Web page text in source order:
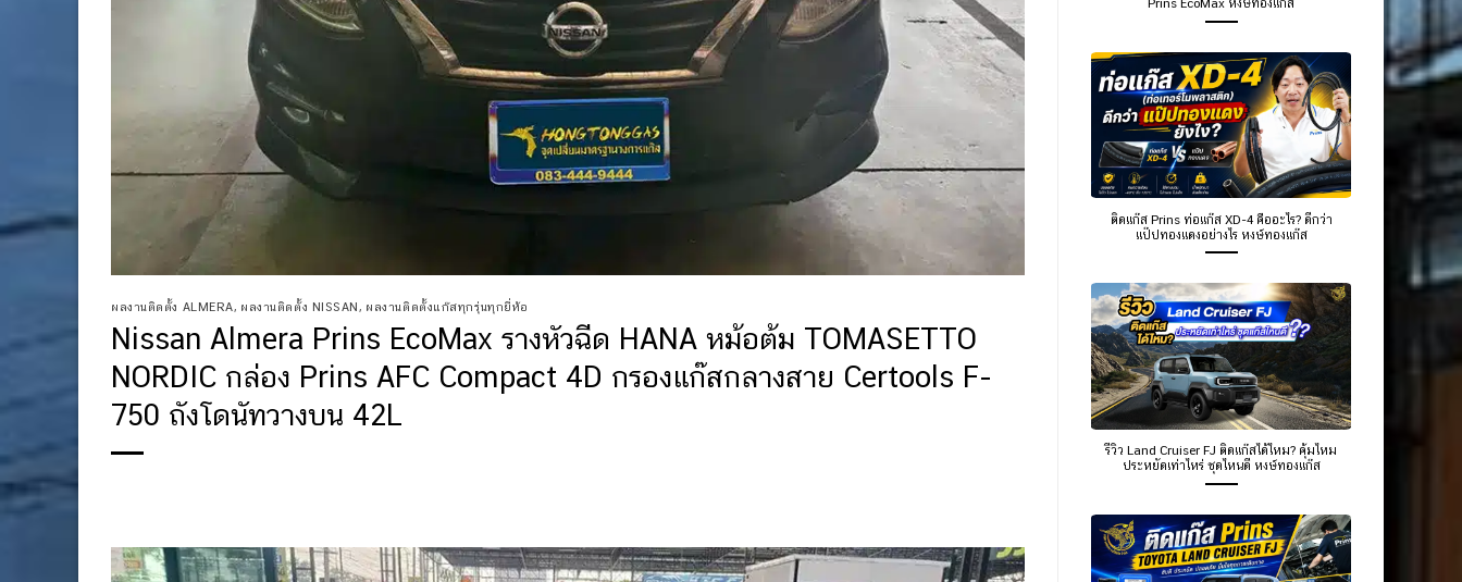
ผลงานติดตั้ง ALMERA, ผลงานติดตั้ง NISSAN, ผลงานติดตั้งแก๊สทุกรุ่นทุกยี่ห้อ
Nissan Almera Prins EcoMax รางหัวฉีด HANA หม้อต้ม TOMASETTO
NORDIC กล่อง Prins AFC Compact 4D กรองแก๊สกลางสาย Certools F-
750 ถังโดนัทวางบน 42L
Prins EcoMax หงษ์ทองแก๊ส
ติดแก๊ส Prins ท่อแก๊ส XD-4 คืออะไร? ดีกว่า
แป๊ปทองแดงอย่างไร หงษ์ทองแก๊ส
รีวิว Land Cruiser FJ ติดแก๊สได้ไหม? คุ้มไหม
ประหยัดเท่าไหร่ ชุดไหนดี หงษ์ทองแก๊ส